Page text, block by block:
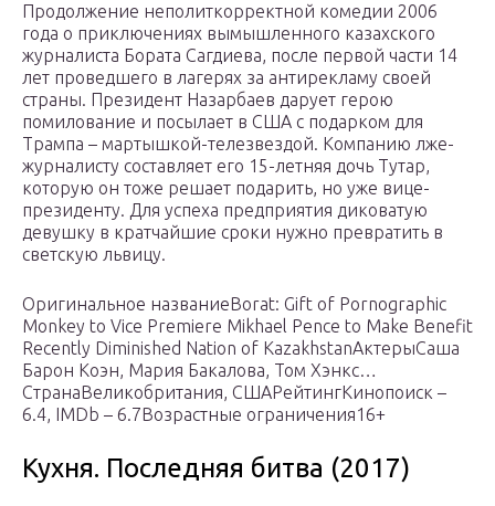
Продолжение неполиткорректной комедии 2006
года о приключениях вымышленного казахского
журналиста Бората Сагдиева, после первой части 14
лет проведшего в лагерях за антирекламу своей
страны. Президент Назарбаев дарует герою
помилование и посылает в США с подарком для
Трампа – мартышкой-телезвездой. Компанию лже-
журналисту составляет его 15-летняя дочь Тутар,
которую он тоже решает подарить, но уже вице-
президенту. Для успеха предприятия диковатую
девушку в кратчайшие сроки нужно превратить в
светскую львицу.
Оригинальное названиеBorat: Gift of Pornographic
Monkey to Vice Premiere Mikhael Pence to Make Benefit
Recently Diminished Nation of KazakhstanАктерыСаша
Барон Коэн, Мария Бакалова, Том Хэнкс…
СтранаВеликобритания, СШАРейтингКинопоиск –
6.4, IMDb – 6.7Возрастные ограничения16+
Кухня. Последняя битва (2017)